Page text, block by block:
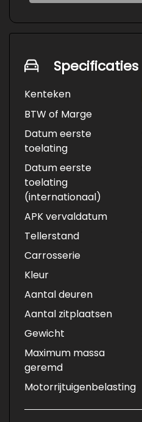
Specificaties
Kenteken
BTW of Marge
Datum eerste
toelating
Datum eerste
toelating
(internationaal)
APK vervaldatum
Tellerstand
Carrosserie
Kleur
Aantal deuren
Aantal zitplaatsen
Gewicht
Maximum massa
geremd
Motorrijtuigenbelasting